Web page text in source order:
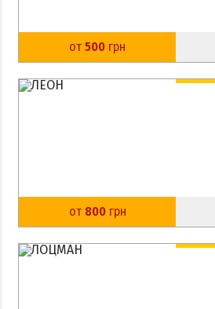
от 500 грн
от 800грн